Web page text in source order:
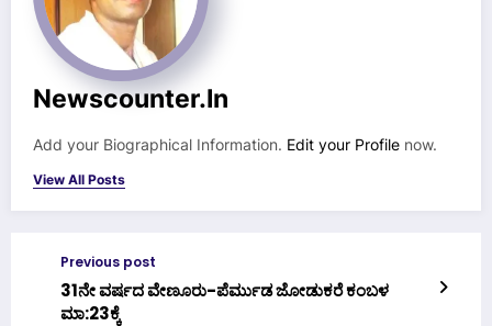
Newscounter.in
Add your Biographical Information. Edit your Profile now.
View All Posts
Previous post
31ನೇ ವರ್ಷದ ವೇಣೂರು-ಪೆರ್ಮುಡ ಜೋಡುಕರೆ ಕಂಬಳ
ಮಾ:23ಕ್ಕೆ